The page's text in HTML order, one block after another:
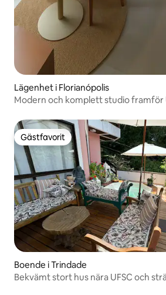
Lägenhet i Florianópolis
Modern och komplett studio framför
Gästfavorit
Gästfavorit
Boende i Trindade
Bekvämt stort hus nära UFSC och